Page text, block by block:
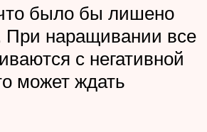
было бы лишено
При наращивании все
с негативной
может ждать